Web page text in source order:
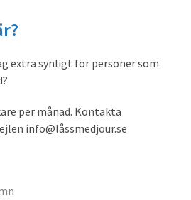
extra synligt för personer som
per månad. Kontakta
info@låssmedjour.se